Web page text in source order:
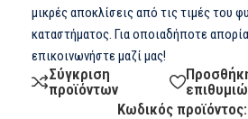
μικρές αποκλίσεις από τις τιμές του
καταστήματος. Για οποιαδήποτε απορία
επικοινωνήστε μαζί μας!
Σύγκριση
προϊόντων
Κωδικός προϊόντος: